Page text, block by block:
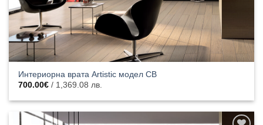
Интериорна врата Artistic модел CB
700.00€ / 1,369.08 лв.